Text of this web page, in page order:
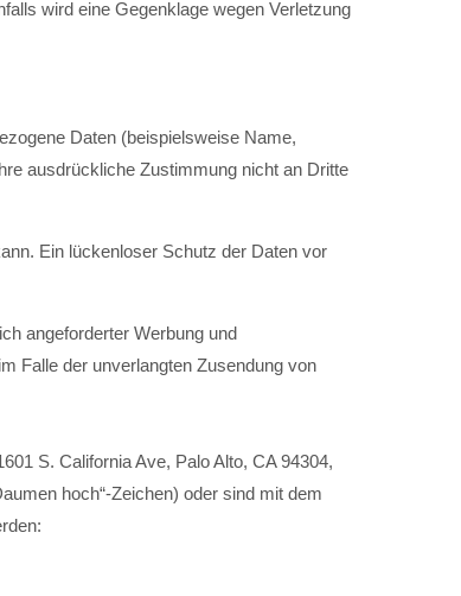
wird eine Gegenklage wegen Verletzung
Daten (beispielsweise Name,
ausdrückliche Zustimmung nicht an Dritte
Ein lückenloser Schutz der Daten vor
angeforderter Werbung und
Falle der unverlangten Zusendung von
S. California Ave, Palo Alto, CA 94304,
hoch“-Zeichen) oder sind mit dem